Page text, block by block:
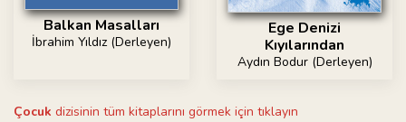
Balkan Masalları
İbrahim Yıldız (Derleyen)
Ege Denizi
Kıyılarından
Aydın Bodur (Derleyen)
Çocuk dizisinin tüm kitaplarını görmek için tıklayın